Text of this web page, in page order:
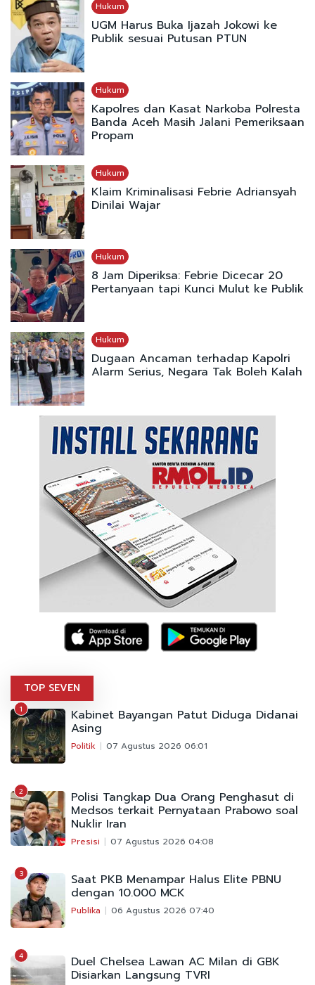
Hukum
UGM Harus Buka Ijazah Jokowi ke
Publik sesuai Putusan PTUN
Hukum
Kapolres dan Kasat Narkoba Polresta
Banda Aceh Masih Jalani Pemeriksaan
Propam
Hukum
Klaim Kriminalisasi Febrie Adriansyah
Dinilai Wajar
Hukum
8 Jam Diperiksa: Febrie Dicecar 20
Pertanyaan tapi Kunci Mulut ke Publik
Hukum
Dugaan Ancaman terhadap Kapolri
Alarm Serius, Negara Tak Boleh Kalah
TOP SEVEN
1 Kabinet Bayangan Patut Diduga Didanai
Asing
Politik 07 Agustus 2026 06:01
2 Polisi Tangkap Dua Orang Penghasut di
Medsos terkait Pernyataan Prabowo soal
Nuklir Iran
Presisi 07 Agustus 2026 04:08
3 Saat PKB Menampar Halus Elite PBNU
dengan 10.000 MCK
Publika 06 Agustus 2026 07:40
4 Duel Chelsea Lawan AC Milan di GBK
Disiarkan Langsung TVRI